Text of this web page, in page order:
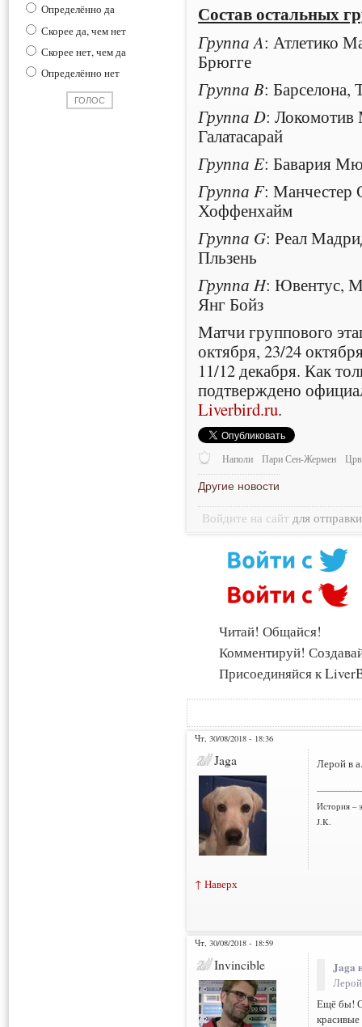
Определённо да
Скорее да, чем нет
Скорее нет, чем да
Определённо нет
Состав остальных
Группа A: Атлетико
Брюгге
Группа B:
Группа D: Локомотив
Галатасарай
Группа E: Бавария
Группа F: Манчестер
Хоффенхайм
Группа G: Реал
Пльзень
Группа H: Ювентус,
Янг Бойз
Матчи группового
октября, 23/24
11/12 декабря. Как
подтверждено
Liverbird.ru.
Наполи Пари Сен-Жермен
Другие новости
Войдите на сайт для
Читай! Общайся!
Комментируй!
Присоединяйся к
Чт, 30/08/2018 - 18:36
Jaga Лерой в
История –
J.K.
↑ Наверх
Чт, 30/08/2018 - 18:59
Invincible Jaga
Ещё бы!